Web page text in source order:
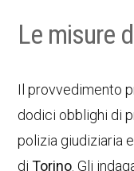
Le misure
Il provvedimento
dodici obblighi di
polizia giudiziaria
diTorino . Gli